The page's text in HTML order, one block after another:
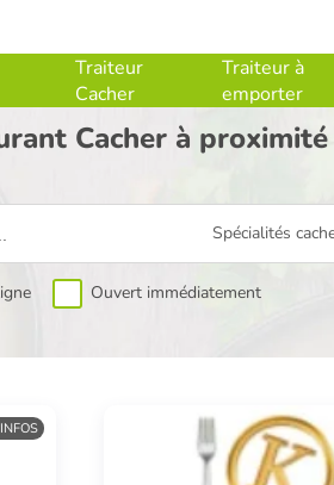
Traiteur
Cacher
Traiteur à
emporter
Cacher à
Spécialités
Ouvert immédiatement